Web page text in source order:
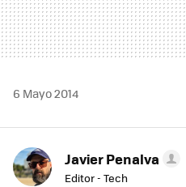
6 Mayo 2014
Javier Penalva
Editor - Tech